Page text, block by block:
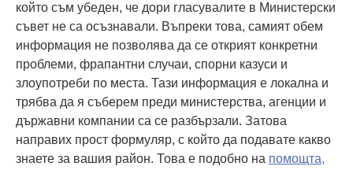
който съм убеден, че дори гласувалите в Министерски
съвет не са осъзнавали. Въпреки това, самият обем
информация не позволява да се открият конкретни
проблеми, фрапантни случаи, спорни казуси и
злоупотреби по места. Тази информация е локална и
трябва да я съберем преди министерства, агенции и
държавни компании са се разбързали. Затова
направих прост формуляр, с който да подавате какво
знаете за вашия район. Това е подобно на помощта,